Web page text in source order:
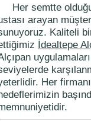
Her semtte olduğu
arayan
Kaliteli
İdealtepe
Her